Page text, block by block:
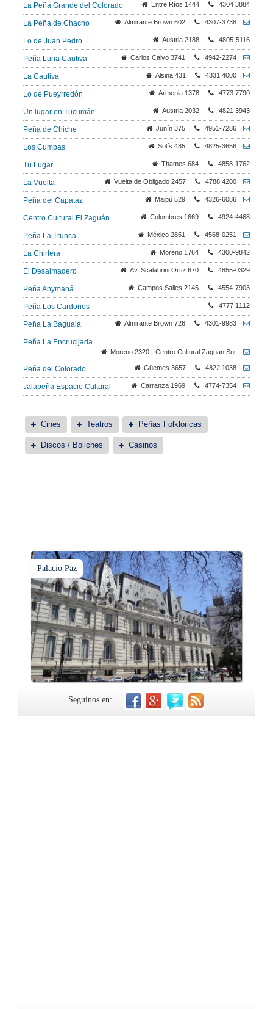
La Peña Grande del Colorado Entre Ríos 1444 4304 3884
La Peña de Chacho Almirante Brown 602 4307-3738
Lo de Juan Pedro Austria 2188 4805-5116
Peña Luna Cautiva Carlos Calvo 3741 4942-2274
La Cautiva Alsina 431 4331 4000
Lo de Pueyrredón Armenia 1378 4773 7790
Un lugar en Tucumán Austria 2032 4821 3943
Peña de Chiche Junín 375 4951-7286
Los Cumpas Solís 485 4825-3656
Tu Lugar Thames 684 4858-1762
La Vuelta Vuelta de Obligado 2457 4788 4200
Peña del Capataz Maipú 529 4326-6086
Centro Cultural El Zaguán Colombres 1669 4924-4468
Peña La Trunca México 2851 4568-0251
La Chirlera Moreno 1764 4300-9842
El Desalmadero Av. Scalabrini Ortiz 670 4855-0329
Peña Anymaná Campos Salles 2145 4554-7903
Peña Los Cardones 4777 1112
Peña La Baguala Almirante Brown 726 4301-9983
Peña La Encrucijada
Moreno 2320 - Centro Cultural Zaguan Sur
Peña del Colorado Güemes 3657 4822 1038
Jalapeña Espacio Cultural Carranza 1969 4774-7354
Cines Teatros Peñas Folkloricas
Discos / Boliches Casinos
Palacio Paz
Seguinos en: